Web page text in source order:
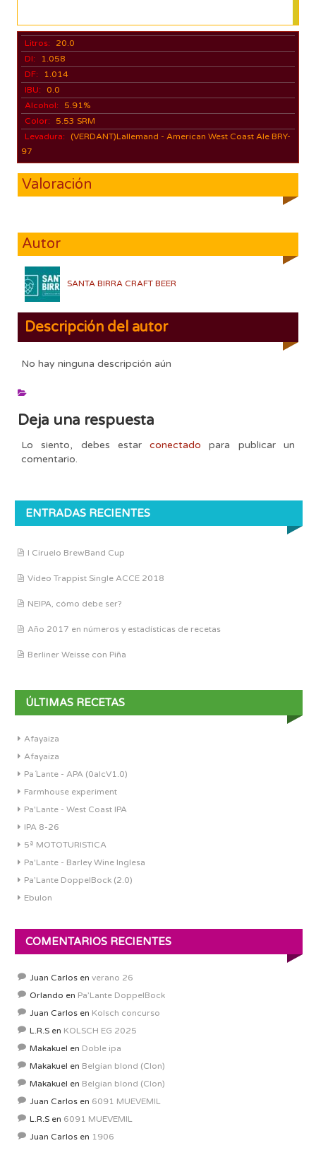
Litros:
20.0
DI:
1.058
DF:
1.014
IBU:
0.0
Alcohol:
5.91%
Color:
5.53 SRM
Levadura:
(VERDANT)Lallemand - American West Coast Ale BRY-
97
Valoración
Autor
SANTA BIRRA CRAFT BEER
Descripción del autor
No hay ninguna descripción aún
Deja una respuesta
Lo siento, debes estarconectado para publicar un
comentario.
ENTRADAS RECIENTES
I Ciruelo BrewBand Cup
Vídeo Trappist Single ACCE 2018
NEIPA, cómo debe ser?
Año 2017 en números y estadísticas de recetas
Berliner Weisse con Piña
ÚLTIMAS RECETAS
Afayaiza
Afayaiza
Pa´Lante - APA (0alcV1.0)
Farmhouse experiment
Pa'Lante - West Coast IPA
IPA 8-26
5ª MOTOTURISTICA
Pa'Lante - Barley Wine Inglesa
Pa’Lante DoppelBock (2.0)
Ebulon
COMENTARIOS RECIENTES
Juan Carlos en verano 26
Orlando en Pa’Lante DoppelBock
Juan Carlos en Kolsch concurso
L.R.S en KOLSCH EG 2025
Makakuel en Doble ipa
Makakuel en Belgian blond (Clon)
Makakuel en Belgian blond (Clon)
Juan Carlos en 6091 MUEVEMIL
L.R.S en 6091 MUEVEMIL
Juan Carlos en 1906